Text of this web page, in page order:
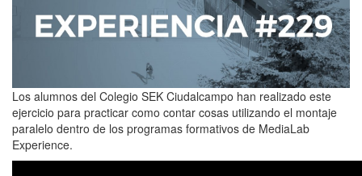
Los alumnos del Colegio SEK Ciudalcampo han realizado este
ejercicio para practicar como contar cosas utilizando el montaje
paralelo dentro de los programas formativos de MediaLab
Experience.